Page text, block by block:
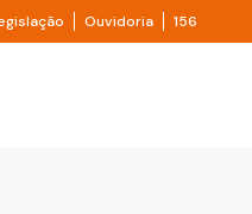
de transparência São Paulo
Legislação
Ouvidoria Ouvidoria
156